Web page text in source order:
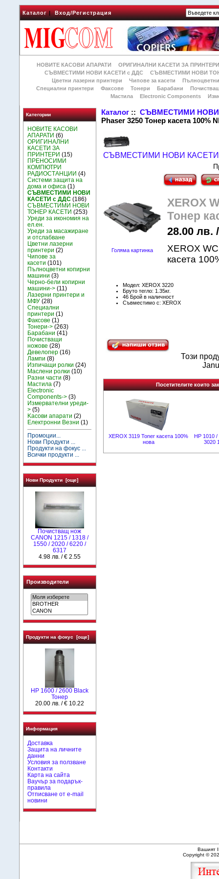
Каталог|Вход/Регистрация
НОВИТЕ КАСОВИ АПАРАТИ
ОРИГИНАЛНИ КАСЕТИ ЗА
СЪВМЕСТИМИ НОВИ КАСЕТИ с ДДС
СЪВМЕСТИМИ НОВИ
Цветни лазерни принтери
Чипове за касети
Специални принтери
Факсове Тонери Барабани
Мастила
Electronic Components
Категории
НОВИТЕ КАСОВИ
АПАРАТИ (6)
ОРИГИНАЛНИ
КАСЕТИ ЗА
ПРИНТЕРИ (15)
ПРЕНОСИМИ
КОМПЮТРИ
РАДИОСТАНЦИИ (4)
Системи защита на
дома и офиса (1)
СЪВМЕСТИМИ НОВИ
КАСЕТИ с ДДС (186)
СЪВМЕСТИМИ НОВИ
ТОНЕР КАСЕТИ (253)
Уреди за икономия на
ел.ен.
Уреди за масажиране
и отслабване
Цветни лазерни
принтери (2)
Чипове за
касети (101)
Пълноцветни копирни
машини (3)
Черно-бели копирни
машини-> (11)
Лазерни принтери и
МФУ (28)
Специални
принтери (1)
Факсове (1)
Тонери-> (263)
Барабани (41)
Почистващи
ножове (28)
Девелопер (16)
Лампи (8)
Изпичащи ролки (24)
Маслени ролки (10)
Разни части (8)
Мастила (7)
Electronic
Components-> (3)
Измервателни уреди-
> (5)
Kасови апарати (2)
Електронни Везни (1)
Промоции...
Нови Продукти ...
Продукти на фокус ...
Всички продукти ...
Нови Продукти [още]
Почистващ нож
CANON 1215 / 1318 /
1550 / 2020 / 6220 /
6317
4.98 лв. / € 2.55
Производители
Продукти на фокус [още]
HР 1600 / 2600 Black
Тонер
20.00 лв. / € 10.22
Информация
Доставка
Защита на личните
данни
Условия за ползване
Контакти
Карта на сайта
Ваучър за подарък-
правила
Отписване от e-mail
новини
Каталог ::СЪВМЕСТИМИ НОВИ
Phaser 3250 Тонер касета 100%
СЪВМЕСТИМИ НОВИ КАСЕТИ
Голяма картинка
XEROX
Тонер
28.00 лв.
XEROX
касета
Модел: XEROX 3220
Бруто тегло: 1.35кг.
46 Брой в наличност
Съвместимо с: XEROX
Този
Посетителите които
XEROX 3119 Toner касета 100%
нова
HP 1010 /
3020
Вашият
Copyright ©